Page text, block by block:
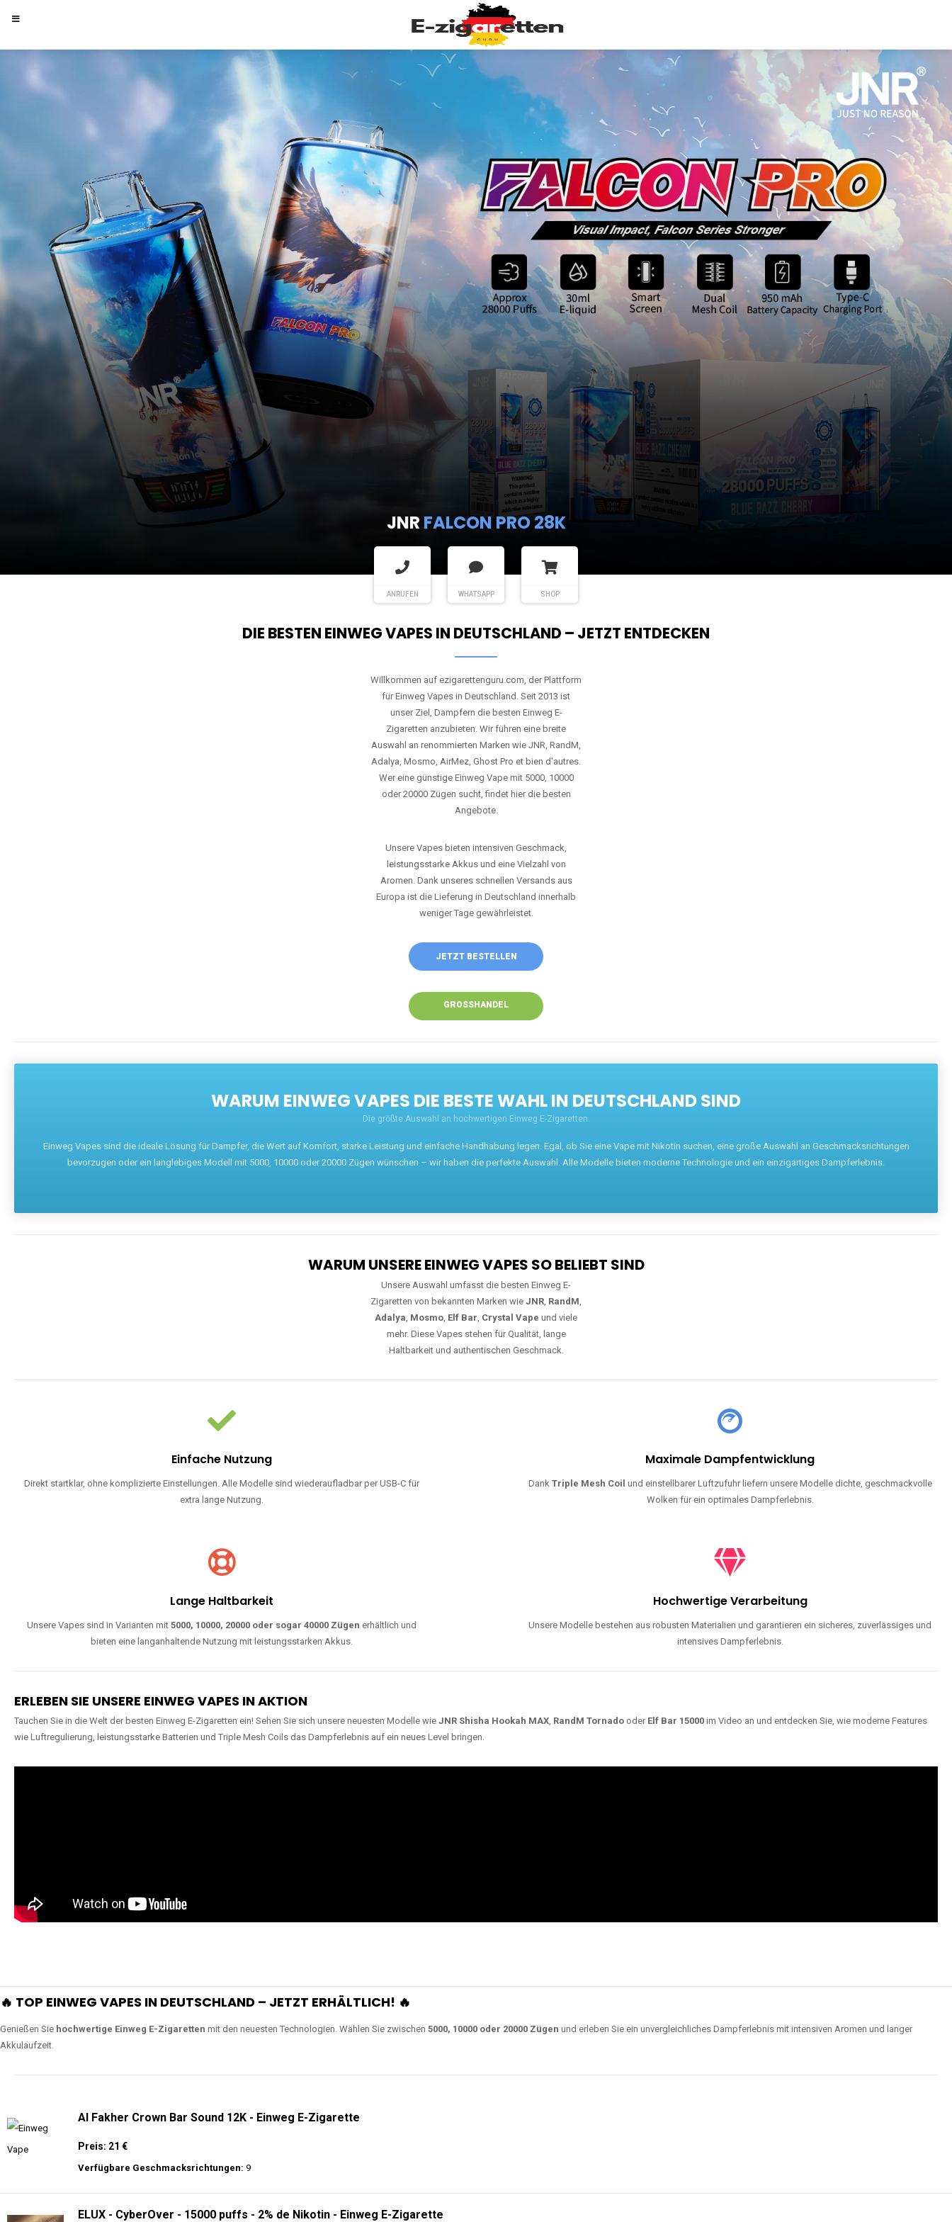
JNR FALCON PRO 28K
ANRUFEN WHATSAPP SHOP
DIE BESTEN EINWEG VAPES IN DEUTSCHLAND – JETZT ENTDECKEN
Willkommen auf ezigarettenguru.com, der Plattform
für Einweg Vapes in Deutschland. Seit 2013 ist
unser Ziel, Dampfern die besten Einweg E-
Zigaretten anzubieten. Wir führen eine breite
Auswahl an renommierten Marken wie JNR, RandM,
Adalya, Mosmo, AirMez, Ghost Pro et bien d'autres.
Wer eine günstige Einweg Vape mit 5000, 10000
oder 20000 Zügen sucht, findet hier die besten
Angebote.
Unsere Vapes bieten intensiven Geschmack,
leistungsstarke Akkus und eine Vielzahl von
Aromen. Dank unseres schnellen Versands aus
Europa ist die Lieferung in Deutschland innerhalb
weniger Tage gewährleistet.
JETZT BESTELLEN
GROSSHANDEL
WARUM EINWEG VAPES DIE BESTE WAHL IN DEUTSCHLAND SIND
Die größte Auswahl an hochwertigen Einweg E-Zigaretten.
Einweg Vapes sind die ideale Lösung für Dampfer, die Wert auf Komfort, starke Leistung und einfache Handhabung legen. Egal, ob Sie eine Vape mit Nikotin suchen, eine große Auswahl an Geschmacksrichtungen
bevorzugen oder ein langlebiges Modell mit 5000, 10000 oder 20000 Zügen wünschen – wir haben die perfekte Auswahl. Alle Modelle bieten moderne Technologie und ein einzigartiges Dampferlebnis.
WARUM UNSERE EINWEG VAPES SO BELIEBT SIND
Unsere Auswahl umfasst die besten Einweg E-
Zigaretten von bekannten Marken wie JNR, RandM,
Adalya, Mosmo, Elf Bar, Crystal Vape und viele
mehr. Diese Vapes stehen für Qualität, lange
Haltbarkeit und authentischen Geschmack.
Einfache Nutzung
Direkt startklar, ohne komplizierte Einstellungen. Alle Modelle sind wiederaufladbar per USB-C für
extra lange Nutzung.
Maximale Dampfentwicklung
Dank Triple Mesh Coil und einstellbarer Luftzufuhr liefern unsere Modelle dichte, geschmackvolle
Wolken für ein optimales Dampferlebnis.
Lange Haltbarkeit
Unsere Vapes sind in Varianten mit5000, 10000, 20000 oder sogar 40000 Zügen erhältlich und
bieten eine langanhaltende Nutzung mit leistungsstarken Akkus.
Hochwertige Verarbeitung
Unsere Modelle bestehen aus robusten Materialien und garantieren ein sicheres, zuverlässiges und
intensives Dampferlebnis.
ERLEBEN SIE UNSERE EINWEG VAPES IN AKTION
Tauchen Sie in die Welt der besten Einweg E-Zigaretten ein! Sehen Sie sich unsere neuesten Modelle wie JNR Shisha Hookah MAX, RandM Tornado oder Elf Bar 15000 im Video an und entdecken Sie, wie moderne Features
wie Luftregulierung, leistungsstarke Batterien und Triple Mesh Coils das Dampferlebnis auf ein neues Level bringen.
🔥 TOP EINWEG VAPES IN DEUTSCHLAND – JETZT ERHÄLTLICH! 🔥
Genießen Sie hochwertige Einweg E-Zigaretten mit den neuesten Technologien. Wählen Sie zwischen 5000, 10000 oder 20000 Zügen und erleben Sie ein unvergleichliches Dampferlebnis mit intensiven Aromen und langer
Akkulaufzeit.
Al Fakher Crown Bar Sound 12K - Einweg E-Zigarette
Preis: 21 €
Verfügbare Geschmacksrichtungen: 9
ELUX - CyberOver - 15000 puffs - 2% de Nikotin - Einweg E-Zigarette